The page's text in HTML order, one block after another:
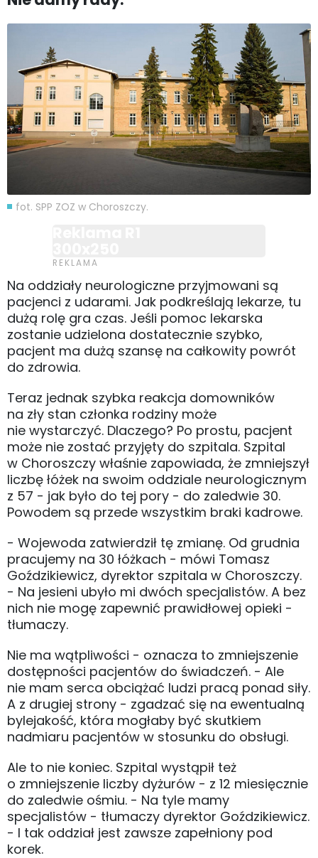
fot. SPP ZOZ w Choroszczy.
Na oddziały neurologiczne przyjmowani są
pacjenci z udarami. Jak podkreślają lekarze, tu
dużą rolę gra czas. Jeśli pomoc lekarska
zostanie udzielona dostatecznie szybko,
pacjent ma dużą szansę na całkowity powrót
do zdrowia.
Teraz jednak szybka reakcja domowników
na zły stan członka rodziny może
nie wystarczyć. Dlaczego? Po prostu, pacjent
może nie zostać przyjęty do szpitala. Szpital
w Choroszczy właśnie zapowiada, że zmniejszył
liczbę łóżek na swoim oddziale neurologicznym
z 57 - jak było do tej pory - do zaledwie 30.
Powodem są przede wszystkim braki kadrowe.
- Wojewoda zatwierdził tę zmianę. Od grudnia
pracujemy na 30 łóżkach - mówi Tomasz
Goździkiewicz, dyrektor szpitala w Choroszczy.
- Na jesieni ubyło mi dwóch specjalistów. A bez
nich nie mogę zapewnić prawidłowej opieki -
tłumaczy.
Nie ma wątpliwości - oznacza to zmniejszenie
dostępności pacjentów do świadczeń. - Ale
nie mam serca obciążać ludzi pracą ponad siły.
A z drugiej strony - zgadzać się na ewentualną
bylejakość, która mogłaby być skutkiem
nadmiaru pacjentów w stosunku do obsługi.
Ale to nie koniec. Szpital wystąpił też
o zmniejszenie liczby dyżurów - z 12 miesięcznie
do zaledwie ośmiu. - Na tyle mamy
specjalistów - tłumaczy dyrektor Goździkiewicz.
- I tak oddział jest zawsze zapełniony pod
korek.